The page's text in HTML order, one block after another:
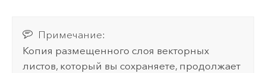
Примечание:
Копия размещенного слоя векторных
листов, который вы сохраняете, продолжает